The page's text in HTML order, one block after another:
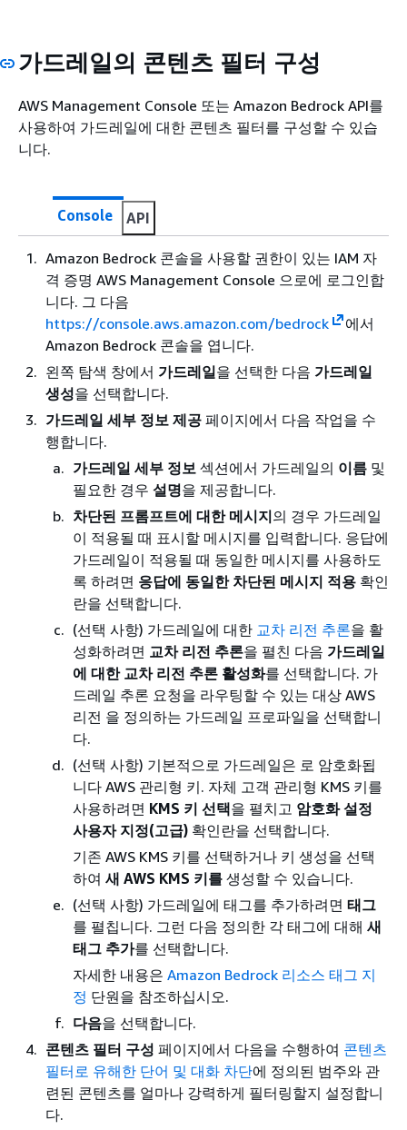
가드레일의 콘텐츠 필터 구성
AWS Management Console 또는 Amazon Bedrock API를
사용하여 가드레일에 대한 콘텐츠 필터를 구성할 수 있습
니다.
Console API
Amazon Bedrock 콘솔을 사용할 권한이 있는 IAM 자
격 증명 AWS Management Console 으로에 로그인합
니다. 그 다음
https://console.aws.amazon.com/bedrock
에서
Amazon Bedrock 콘솔을 엽니다.
왼쪽 탐색 창에서 가드레일을 선택한 다음 가드레일
생성을 선택합니다.
가드레일 세부 정보 제공 페이지에서 다음 작업을 수
행합니다.
가드레일 세부 정보 섹션에서 가드레일의 이름 및
필요한 경우 설명을 제공합니다.
차단된 프롬프트에 대한 메시지의 경우 가드레일
이 적용될 때 표시할 메시지를 입력합니다. 응답에
가드레일이 적용될 때 동일한 메시지를 사용하도
록 하려면 응답에 동일한 차단된 메시지 적용 확인
란을 선택합니다.
(선택 사항) 가드레일에 대한 교차 리전 추론을 활
성화하려면 교차 리전 추론을 펼친 다음 가드레일
에 대한 교차 리전 추론 활성화를 선택합니다. 가
드레일 추론 요청을 라우팅할 수 있는 대상 AWS
리전 을 정의하는 가드레일 프로파일을 선택합니
다.
(선택 사항) 기본적으로 가드레일은 로 암호화됩
니다 AWS 관리형 키. 자체 고객 관리형 KMS 키를
사용하려면 KMS 키 선택을 펼치고 암호화 설정
사용자 지정(고급) 확인란을 선택합니다.
기존 AWS KMS 키를 선택하거나 키 생성을 선택
하여 새 AWS KMS 키를 생성할 수 있습니다.
(선택 사항) 가드레일에 태그를 추가하려면 태그
를 펼칩니다. 그런 다음 정의한 각 태그에 대해 새
태그 추가를 선택합니다.
자세한 내용은 Amazon Bedrock 리소스 태그 지
정 단원을 참조하십시오.
다음을 선택합니다.
콘텐츠 필터 구성 페이지에서 다음을 수행하여 콘텐츠
필터로 유해한 단어 및 대화 차단에 정의된 범주와 관
련된 콘텐츠를 얼마나 강력하게 필터링할지 설정합니
다.